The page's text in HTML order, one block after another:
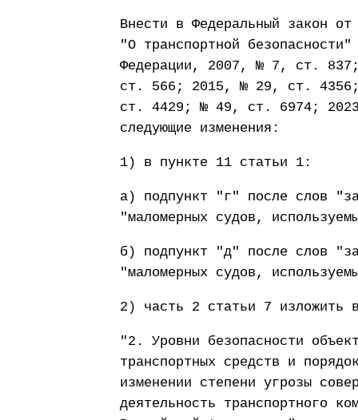
Внести в Федеральный закон
"О транспортной
Федерации, 2007, № 7, ст.
ст. 566; 2015, № 29, ст.
ст. 4429; № 49, ст. 6974;
следующие изменения:
1) в пункте 11 статьи 1:
а) подпункт "г" после слов
"маломерных судов,
б) подпункт "д" после слов
"маломерных судов,
2) часть 2 статьи 7 изложить
"2. Уровни безопасности
транспортных средств и
изменении степени угрозы
деятельность транспортного